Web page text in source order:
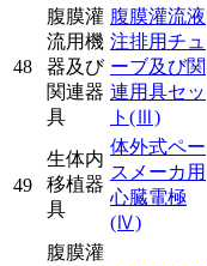
48
腹膜灌
流用機
器及び
関連器
具
腹膜灌流液
注排用チュ
ーブ及び関
連用具セッ
ト (Ⅲ)
49
生体内
移植器
具
体外式ペー
スメーカ用
心臓電極
(Ⅳ)
腹膜灌